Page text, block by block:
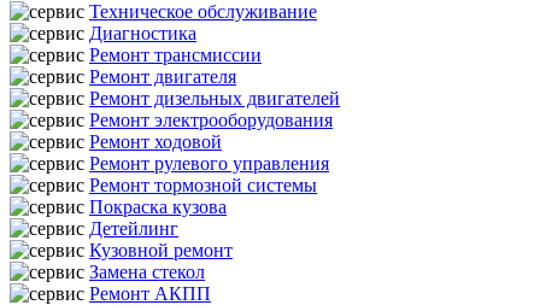
Техническое обслуживание
Диагностика
Ремонт трансмиссии
Ремонт двигателя
Ремонт дизельных двигателей
Ремонт электрооборудования
Ремонт ходовой
Ремонт рулевого управления
Ремонт тормозной системы
Покраска кузова
Детейлинг
Кузовной ремонт
Замена стекол
Ремонт АКПП